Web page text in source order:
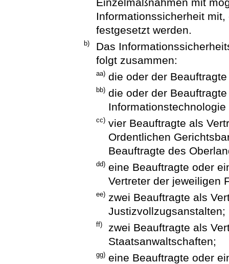
Informationssicherheit
festgesetzt werden.
b)
Das
folgt zusammen:
aa) die oder der
bb) die oder der
cc) vier Beauftragte als
Ordentlichen
Beauftragte des
dd) eine Beauftragte oder
Vertreter der jeweiligen
ee) zwei Beauftragte als
Justizvollzugsanstalten;
ff)
zwei Beauftragte als
Staatsanwaltschaften;
gg) eine Beauftragte oder